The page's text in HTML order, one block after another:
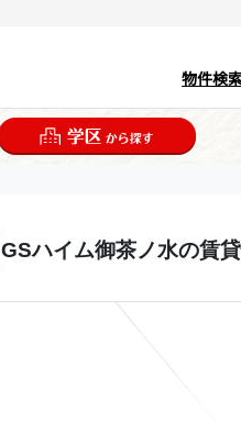
物件検
GSハイム御茶ノ水の賃